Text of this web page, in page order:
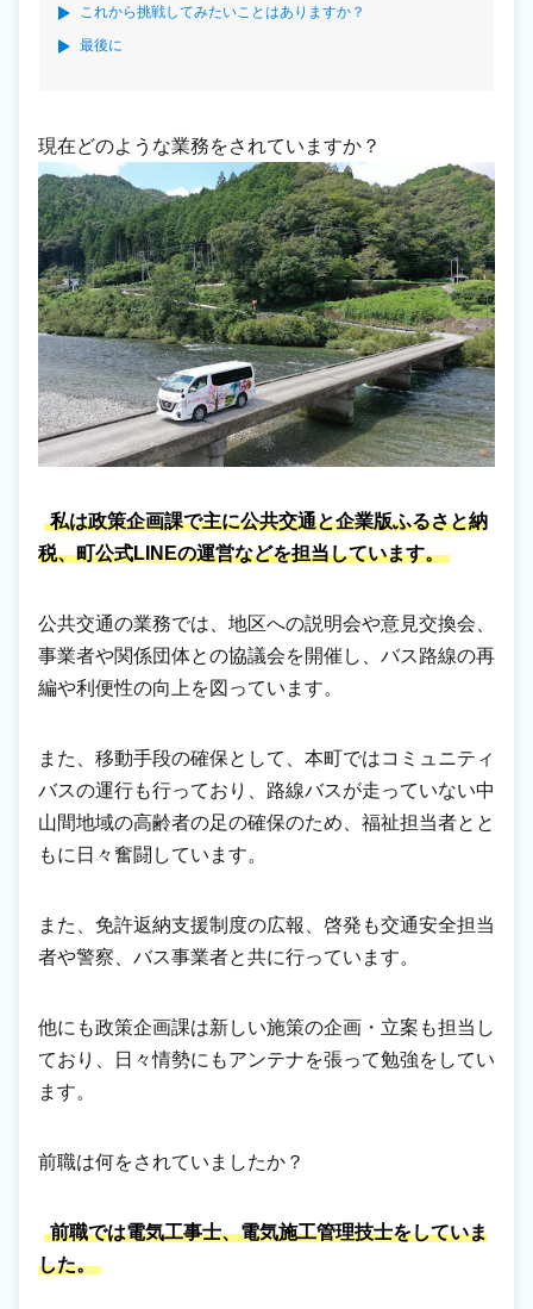
これから挑戦してみたいことはありますか？
最後に
現在どのような業務をされていますか？
私は政策企画課で主に公共交通と企業版ふるさと納
税、町公式LINEの運営などを担当しています。
公共交通の業務では、地区への説明会や意見交換会、
事業者や関係団体との協議会を開催し、バス路線の再
編や利便性の向上を図っています。
また、移動手段の確保として、本町ではコミュニティ
バスの運行も行っており、路線バスが走っていない中
山間地域の高齢者の足の確保のため、福祉担当者とと
もに日々奮闘しています。
また、免許返納支援制度の広報、啓発も交通安全担当
者や警察、バス事業者と共に行っています。
他にも政策企画課は新しい施策の企画・立案も担当し
ており、日々情勢にもアンテナを張って勉強をしてい
ます。
前職は何をされていましたか？
前職では電気工事士、電気施工管理技士をしていま
した。